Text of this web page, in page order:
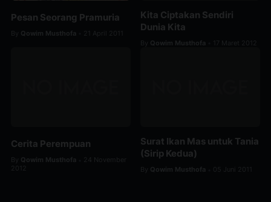
Pesan Seorang Pramuria
By Qowim Musthofa 21 April 2011
Kita Ciptakan Sendiri
Dunia Kita
By Qowim Musthofa 17 Maret 2012
Cerita Perempuan
By Qowim Musthofa
24 November
Surat Ikan Mas untuk Tania
(Sirip Kedua)
By Qowim Musthofa 05 Juni 2011